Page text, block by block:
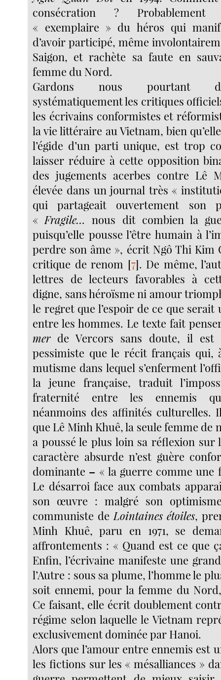
consécration ? Probablement
« exemplaire » du héros qui
d’avoir participé, même
Saigon, et rachète sa faute en
femme du Nord.
Gardons nous pourtant
systématiquement les critiques
les écrivains conformistes et
la vie littéraire au Vietnam, bien
l’égide d’un parti unique, est trop
laisser réduire à cette opposition
des jugements acerbes contre Lê
élevée dans un journal très «
qui partageait ouvertement
« Fragile… nous dit combien la
puisqu’elle pousse l’être humain à
perdre son âme », écrit Ngô Thi Kim
critique de renom [7]. De même,
lettres de lecteurs favorables à
digne, sans héroïsme ni amour
le regret que l’espoir de ce que serait
entre les hommes. Le texte fait
merde Vercors sans doute, il est
pessimiste que le récit français qui,
mutisme dans lequel s’enferment
la jeune française, traduit
fraternité entre les ennemis
néanmoins des affinités culturelles.
que Lê Minh Khuê, la seule femme de
a poussé le plus loin sa réflexion sur
caractère absurde n’est guère
dominante – « la guerre comme une
Le désarroi face aux combats
son œuvre : malgré son
communiste de Lointaines étoiles,
Minh Khuê, paru en 1971, se
affrontements : « Quand est ce que
Enfin, l’écrivaine manifeste une
l’Autre : sous sa plume, l’homme le
soit ennemi, pour la femme du
Ce faisant, elle écrit doublement
régime selon laquelle le Vietnam
exclusivement dominée par Hanoi.
Alors que l’amour entre ennemis est
les fictions sur les « mésalliances »